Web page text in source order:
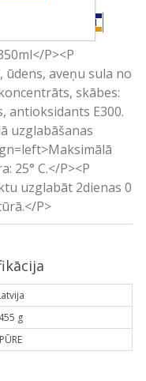
P><P
ūdens, aveņu sula no
skābes:
antioksidants E300.
uzglabāšanas
25° C.</P><P
uzglabāt 2dienas 0
P>
455 g
PŪRE